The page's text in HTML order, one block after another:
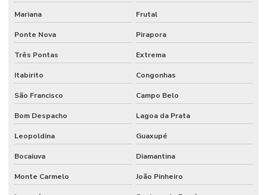
Manutenção de estações de tratamento de água
Manutenção industrial
Manutenção de infraestrutura empresarial
Manutenção de instalações elétricas industriais
Manutenção Inteligente Em Indústrias
Manutenção Predial
Manutenção predial
Manutenção Predial Comercial
Mariana Frutal
Ponte Nova Pirapora
Três Pontas Extrema
Itabirito Congonhas
São Francisco Campo Belo
Bom Despacho Lagoa da Prata
Leopoldina Guaxupé
Bocaiuva Diamantina
Monte Carmelo João Pinheiro